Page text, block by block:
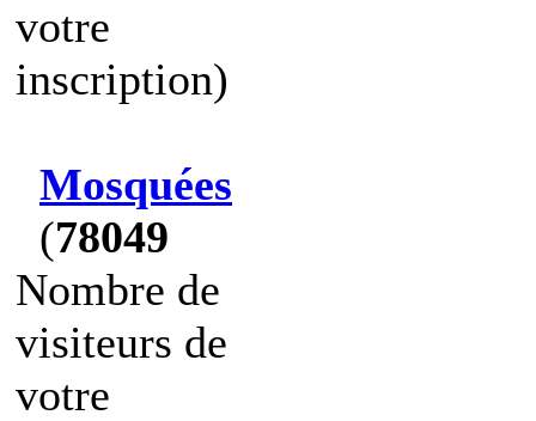
votre
inscription)
Mosquées
(78049
Nombre de
visiteurs de
votre